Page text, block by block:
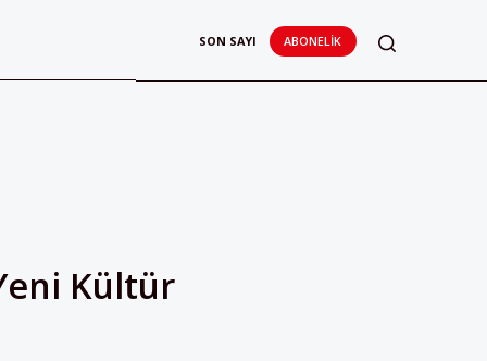
SON SAYI ABONELIK
Kültür